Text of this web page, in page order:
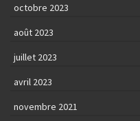
octobre 2023
août 2023
juillet 2023
avril 2023
novembre 2021